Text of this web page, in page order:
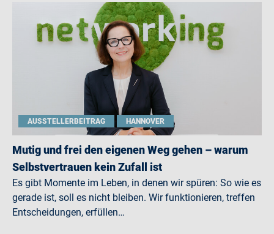
AUSSTELLERBEITRAG HANNOVER
Mutig und frei den eigenen Weg gehen – warum
Selbstvertrauen kein Zufall ist
Es gibt Momente im Leben, in denen wir spüren: So wie es
gerade ist, soll es nicht bleiben. Wir funktionieren, treffen
Entscheidungen, erfüllen…